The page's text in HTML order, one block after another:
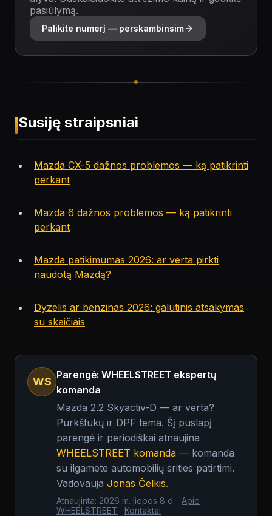
pasiūlymą.
Palikite numerį — perskambinsim
Susiję straipsniai
Mazda CX-5 dažnos problemos — ką patikrinti
perkant
Mazda 6 dažnos problemos — ką patikrinti
perkant
Mazda patikimumas 2026: ar verta pirkti
naudotą Mazdą?
Dyzelis ar benzinas 2026: galutinis atsakymas
su skaičiais
WS
Parengė: WHEELSTREET ekspertų
komanda
Mazda 2.2 Skyactiv-D — ar verta?
Purkštukų ir DPF tema. Šį puslapį
parengė ir periodiškai atnaujina
WHEELSTREET komanda — komanda
su ilgamete automobilių srities patirtimi.
Vadovauja Jonas Čelkis.
Atnaujinta: 2026 m. liepos 8 d. · Apie
WHEELSTREET · Kontaktai